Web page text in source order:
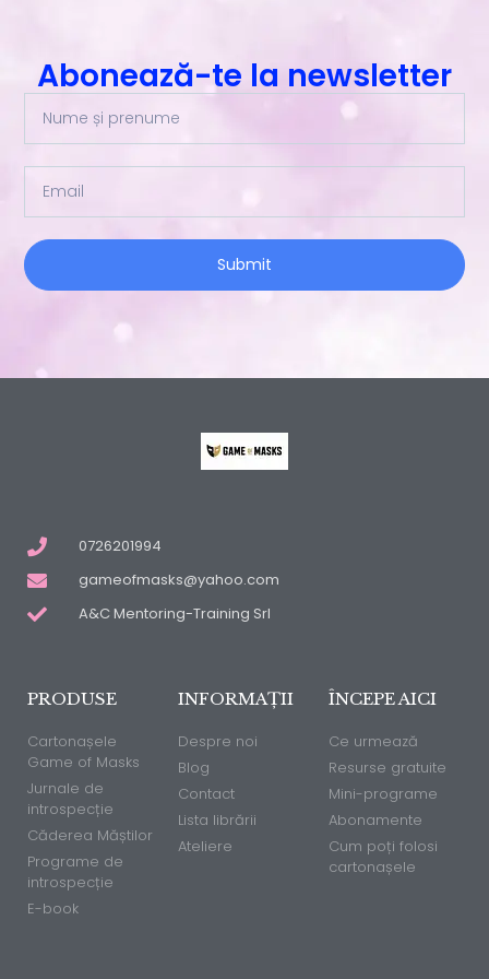
Abonează-te la newsletter
Submit
0726201994
gameofmasks@yahoo.com
A&C Mentoring-Training Srl
PRODUSE
Cartonașele
Game of Masks
Jurnale de
introspecție
Căderea Măștilor
Programe de
introspecție
E-book
INFORMAȚII
Despre noi
Blog
Contact
Lista librării
Ateliere
ÎNCEPE AICI
Ce urmează
Resurse gratuite
Mini-programe
Abonamente
Cum poți folosi
cartonașele